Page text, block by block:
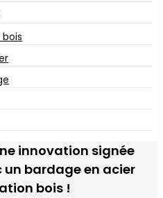
innovation signée
un bardage en acier
bois !